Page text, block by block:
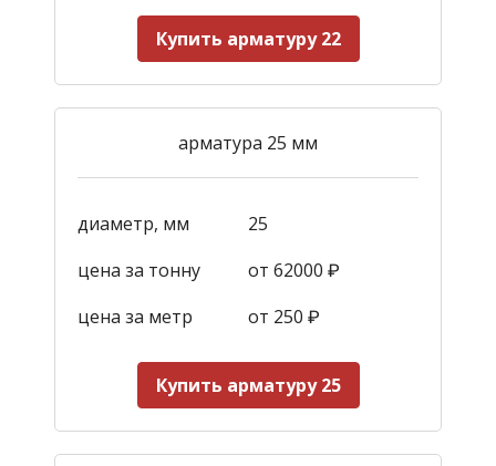
Купить арматуру 22
арматура 25 мм
диаметр, мм
25
цена за тонну
от 62000 ₽
цена за метр
от 250 ₽
Купить арматуру 25